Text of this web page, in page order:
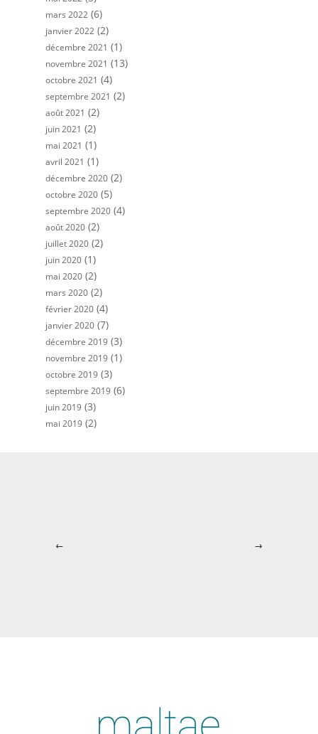
mars 2022 (6)
janvier 2022 (2)
décembre 2021 (1)
novembre 2021 (13)
octobre 2021 (4)
septembre 2021 (2)
août 2021 (2)
juin 2021 (2)
mai 2021 (1)
avril 2021 (1)
décembre 2020 (2)
octobre 2020 (5)
septembre 2020 (4)
août 2020 (2)
juillet 2020 (2)
juin 2020 (1)
mai 2020 (2)
mars 2020 (2)
février 2020 (4)
janvier 2020 (7)
décembre 2019 (3)
novembre 2019 (1)
octobre 2019 (3)
septembre 2019 (6)
juin 2019 (3)
mai 2019 (2)
← →